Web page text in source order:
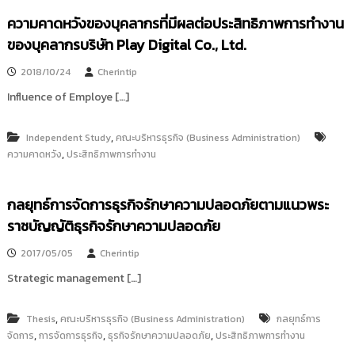
ความคาดหวังของบุคลากรที่มีผลต่อประสิทธิภาพการทำงาน
ของบุคลากรบริษัท Play Digital Co., Ltd.
2018/10/24 Cherintip
Influence of Employe […]
Independent Study,คณะบริหารธุรกิจ (Business Administration)
ความคาดหวัง,ประสิทธิภาพการทำงาน
กลยุทธ์การจัดการธุรกิจรักษาความปลอดภัยตามแนวพระ
ราชบัญญัติธุรกิจรักษาความปลอดภัย
2017/05/05 Cherintip
Strategic management […]
Thesis,คณะบริหารธุรกิจ (Business Administration)
กลยุทธ์การ
จัดการ,การจัดการธุรกิจ,ธุรกิจรักษาความปลอดภัย,ประสิทธิภาพการทำงาน